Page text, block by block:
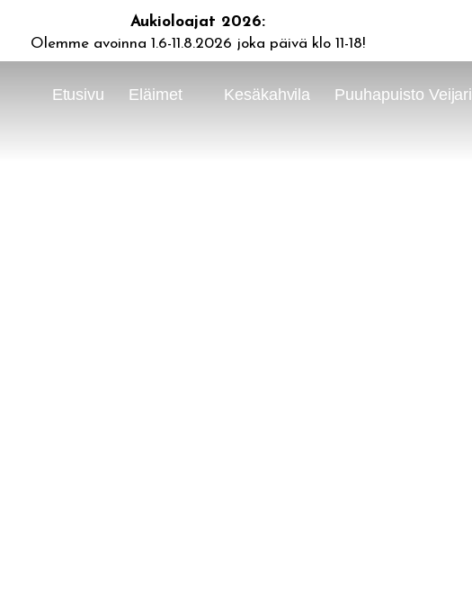
Aukioloajat 2026:
Olemme avoinna 1.6-11.8.2026 joka päivä klo 11-18!
Etusivu Eläimet Kesäkahvila Puuhapuisto Veijari